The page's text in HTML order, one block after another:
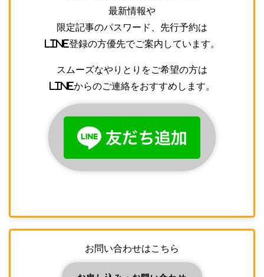
最新情報や
限定記事のパスワード、先行予約は
LINE登録の方優先でご案内しています。
スムーズなやりとりをご希望の方は
LINEからのご連絡をおすすめします。
お問い合わせはこちら